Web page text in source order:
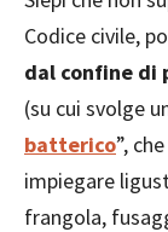
Codice civile,
dal confine di
(su cui svolge
batterico”,
impiegare
frangola,